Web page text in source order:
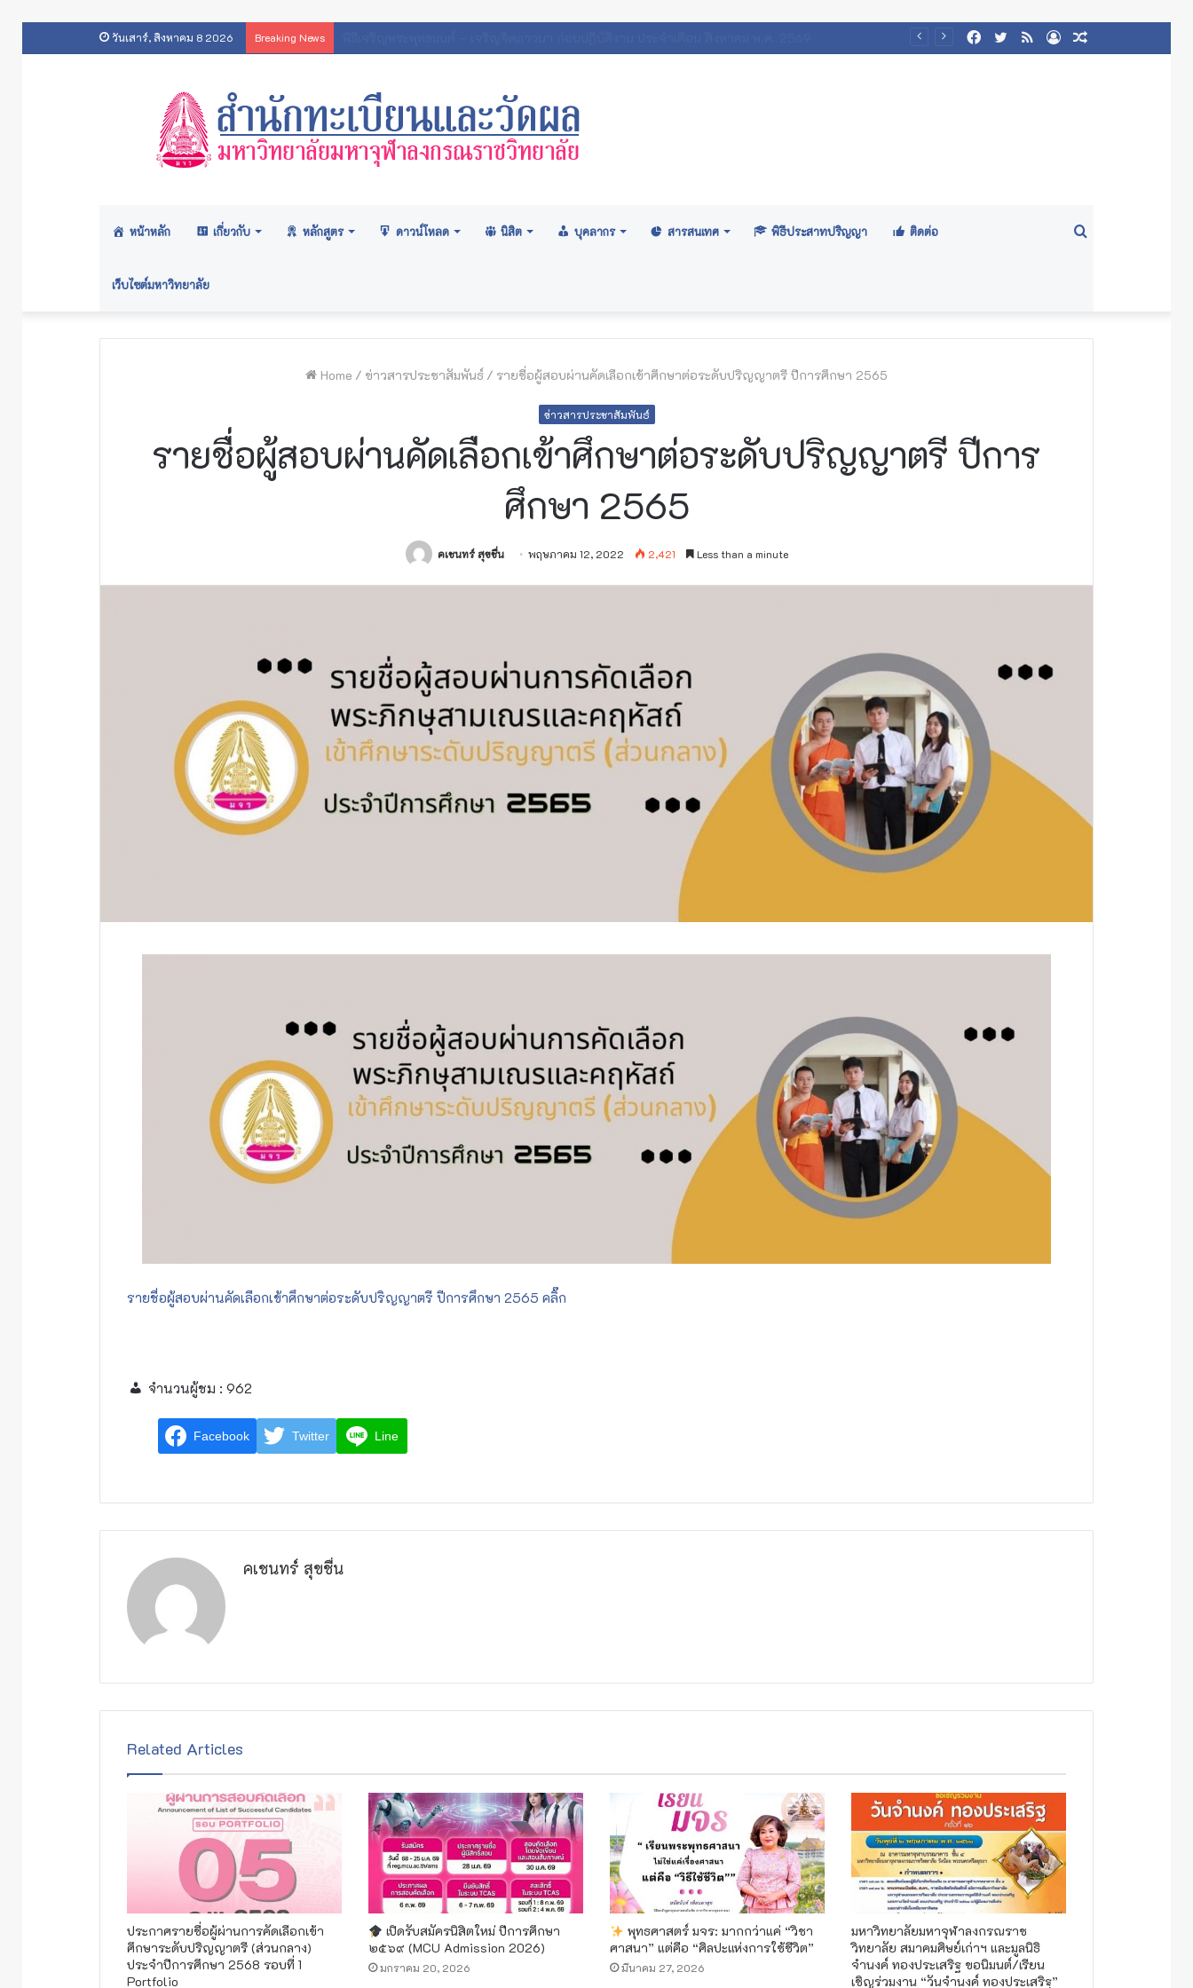
วันเสาร์, สิงหาคม 8 2026 Breaking News
Log
RSS
Twitter
Facebook
หน้าหลัก เกี่ยวกับ หลักสูตร ดาวน์โหลด นิสิต บุคลากร สารสนเทศ พิธีประสาทปริญญา ติดต่อ
เว็บไซต์มหาวิทยาลัย
Home / ข่าวสารประชาสัมพันธ์ / รายชื่อผู้สอบผ่านคัดเลือกเข้าศึกษาต่อระดับปริญญาตรี ปีการศึกษา 2565
ข่าวสารประชาสัมพันธ์
รายชื่อผู้สอบผ่านคัดเลือกเข้าศึกษาต่อระดับปริญญาตรี ปีการ
ศึกษา 2565
คเชนทร์ สุขชื่น พฤษภาคม 12, 2022 2,421 Less than a minute
รายชื่อผู้สอบผ่านคัดเลือกเข้าศึกษาต่อระดับปริญญาตรี ปีการศึกษา 2565 คลิ๊ก
จำนวนผู้ชม : 962
Facebook Twitter Line
คเชนทร์ สุขชื่น
Related Articles
ประกาศรายชื่อผู้ผ่านการคัดเลือกเข้า
ศึกษาระดับปริญญาตรี (ส่วนกลาง)
ประจำปีการศึกษา 2568 รอบที่ 1
Portfolio
เปิดรับสมัครนิสิตใหม่ ปีการศึกษา
๒๕๖๙ (MCU Admission 2026)
มกราคม 20, 2026
พุทธศาสตร์ มจร: มากกว่าแค่ “วิชา
ศาสนา” แต่คือ “ศิลปะแห่งการใช้ชีวิต”
มีนาคม 27, 2026
มหาวิทยาลัยมหาจุฬาลงกรณราช
วิทยาลัย สมาคมศิษย์เก่าฯ และมูลนิธิ
จำนงค์ ทองประเสริฐ ขอนิมนต์/เรียน
เชิญร่วมงาน “วันจำนงค์ ทองประเสริฐ”